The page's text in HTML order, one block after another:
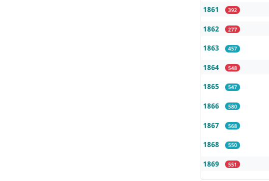
1861 392
1862 277
1863 457
1864 548
1865 547
1866 580
1867 568
1868 550
1869 551